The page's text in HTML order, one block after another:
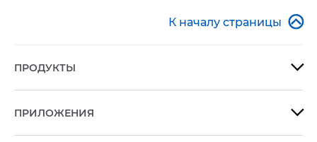
К началу страницы 
ПРОДУКТЫ 
ПРИЛОЖЕНИЯ 